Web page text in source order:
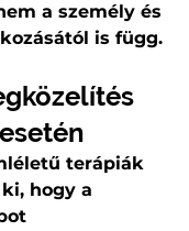
a személy és
is függ.
terápiák
hogy a